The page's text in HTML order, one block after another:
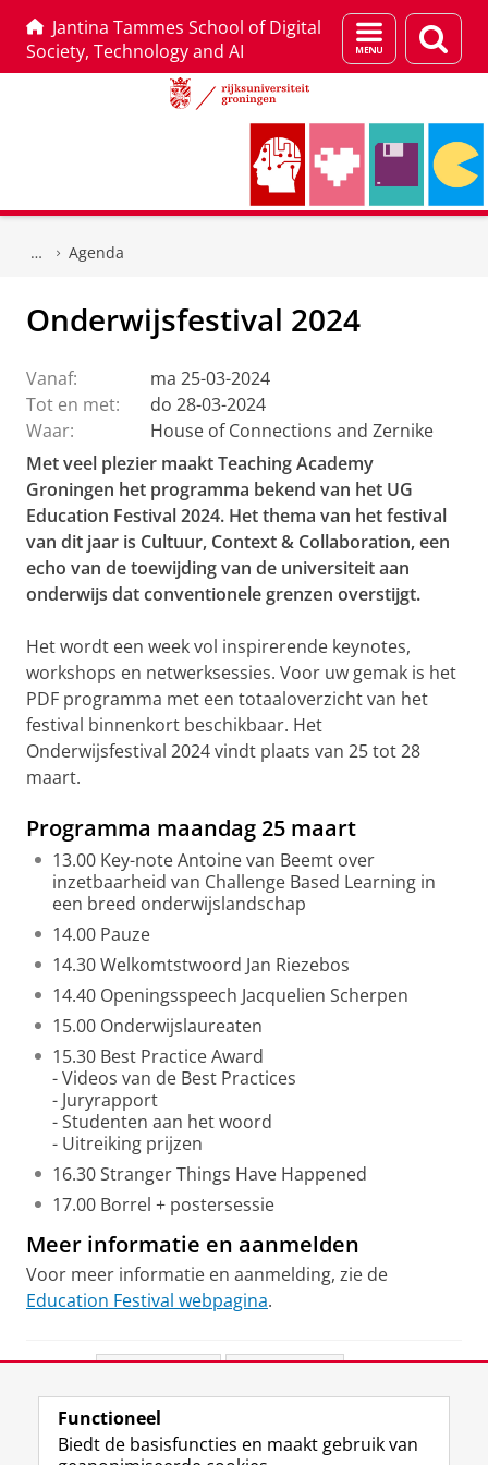
Jantina Tammes School of Digital
Society, Technology and AI
Menu
en
Agenda
Onderwijsfestival 2024
Vanaf:
ma 25-03-2024
Tot en met:
do 28-03-2024
Waar:
House of Connections and Zernike
Met veel plezier maakt Teaching Academy
Groningen het programma bekend van het UG
Education Festival 2024. Het thema van het festival
van dit jaar is Cultuur, Context & Collaboration, een
echo van de toewijding van de universiteit aan
onderwijs dat conventionele grenzen overstijgt.
Het wordt een week vol inspirerende keynotes,
workshops en netwerksessies. Voor uw gemak is het
PDF programma met een totaaloverzicht van het
festival binnenkort beschikbaar. Het
Onderwijsfestival 2024 vindt plaats van 25 tot 28
maart.
Programma maandag 25 maart
13.00 Key-note Antoine van Beemt over
inzetbaarheid van Challenge Based Learning in
een breed onderwijslandschap
14.00 Pauze
14.30 Welkomtstwoord Jan Riezebos
14.40 Openingsspeech Jacquelien Scherpen
15.00 Onderwijslaureaten
15.30 Best Practice Award
- Videos van de Best Practices
- Juryrapport
- Studenten aan het woord
- Uitreiking prijzen
16.30 Stranger Things Have Happened
17.00 Borrel + postersessie
Meer informatie en aanmelden
Voor meer informatie en aanmelding, zie de
Education Festival webpagina.
View this page in:English
Functioneel
Biedt de basisfuncties en maakt gebruik van